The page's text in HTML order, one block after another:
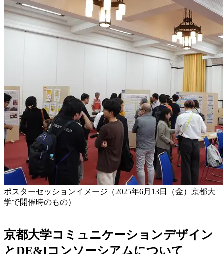
ポスターセッションイメージ（2025年6月13日（金）京都大
学で開催時のもの）
京都大学コミュニケーションデザイン
とDE&Iコンソーシアムについて